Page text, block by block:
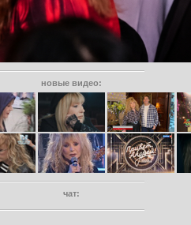
новые видео:
чат: